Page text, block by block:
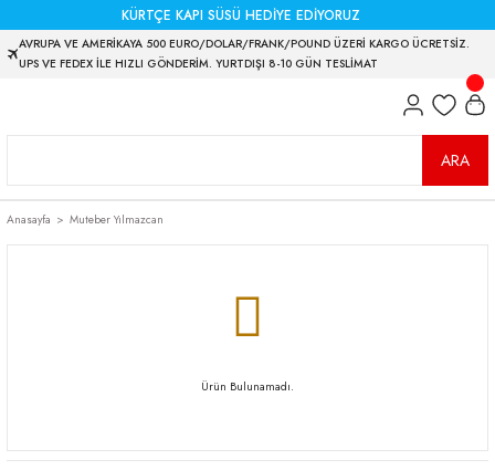
KÜRTÇE KAPI SÜSÜ HEDİYE EDİYORUZ
AVRUPA VE AMERİKAYA 500 EURO/DOLAR/FRANK/POUND ÜZERİ KARGO ÜCRETSİZ.
UPS VE FEDEX İLE HIZLI GÖNDERİM. YURTDIŞI 8-10 GÜN TESLİMAT
ARA
Anasayfa Muteber Yılmazcan
Ürün Bulunamadı.